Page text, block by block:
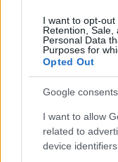
I want to opt-out
Retention, Sale,
Personal Data
Purposes for
Opted Out
Google consents
I want to allow
related to
device identifiers
4
Szerelmünk
merlinicus•2019. június 25.
Nicholas Sparks,
regénye szolgált